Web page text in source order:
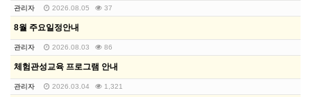
관리자 2026.08.05 37
8월 주요일정안내
관리자 2026.08.03 86
체험관성교육 프로그램 안내
관리자 2026.03.04 1,321